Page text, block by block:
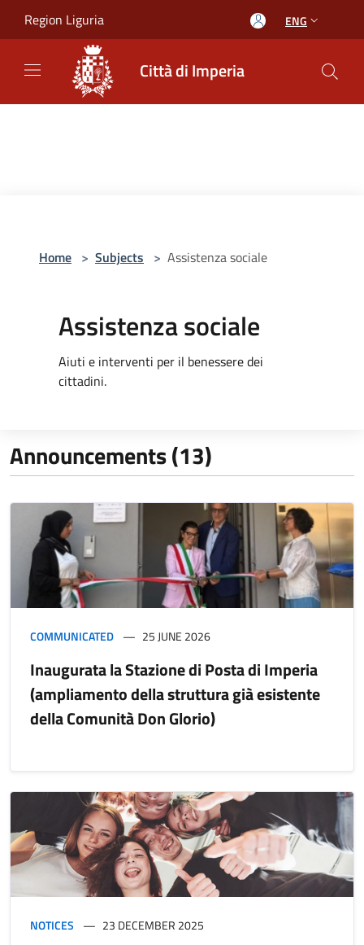
Region Liguria ENG
Città di Imperia
Home > Subjects > Assistenza sociale
Assistenza sociale
Aiuti e interventi per il benessere dei
cittadini.
Announcements (13)
COMMUNICATED 25 JUNE 2026
Inaugurata la Stazione di Posta di Imperia
(ampliamento della struttura già esistente
della Comunità Don Glorio)
NOTICES 23 DECEMBER 2025